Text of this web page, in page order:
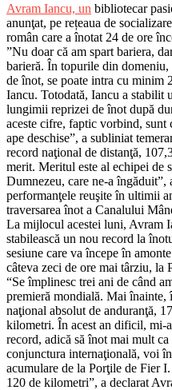
Avram Iancu, un bibliotecar
anunţat, pe rețeaua de
român care a înotat 24 de ore
”Nu doar că am spart bariera,
barieră. În topurile din
de înot, se poate intra cu minim
Iancu. Totodată, Iancu a stabilit
lungimii reprizei de înot după
aceste cifre, faptic vorbind, sunt
ape deschise”, a subliniat
record naţional de distanţă,
merit. Meritul este al echipei de
Dumnezeu, care ne-a
performanţele reuşite în ultimii
traversarea înot a Canalului
La mijlocul acestei luni, Avram
stabilească un nou record la
sesiune care va începe în
câteva zeci de ore mai târziu, la
“Se împlinesc trei ani de când
premieră mondială. Mai înainte,
naţional absolut de anduranţă,
kilometri. În acest an dificil, mi-
record, adică să înot mai mult
conjunctura internaţională, voi
acumulare de la Porţile de Fier
120 de kilometri”, a declarat